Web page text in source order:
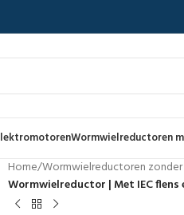
Wormwielreductoren
Home/Wormwielreductoren
Wormwielreductor | Met IEC